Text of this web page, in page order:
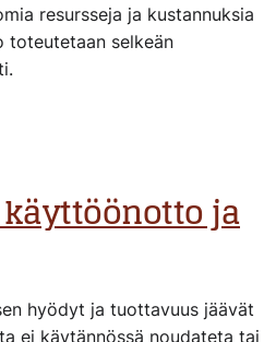
resursseja ja kustannuksia
toteutetaan selkeän
ja
hyödyt ja tuottavuus jäävät
ei käytännössä noudateta tai